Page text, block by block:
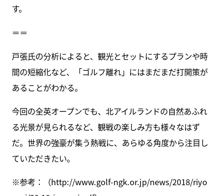
す。
＝＝
戸張氏の分析によると、観光とセットにするプランや時
間の短縮化など、「ゴルフ離れ」にはまだまだ打開策が
あることがわかる。
今回の全英オープンでも、北アイルランドの自然あふれ
る光景が見られるなど、観戦の楽しみ方も様々なはず
だ。世界の強豪が集う熱戦に、あらゆる角度から注目し
ていただきたい。
※参考：（http://www.golf-ngk.or.jp/news/2018/riyo